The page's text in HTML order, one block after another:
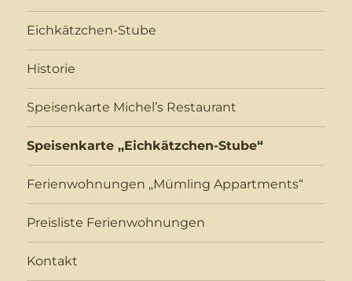
Eichkätzchen-Stube
Historie
Speisenkarte Michel’s Restaurant
Speisenkarte ,,Eichkätzchen-Stube“
Ferienwohnungen „Mümling Appartments“
Preisliste Ferienwohnungen
Kontakt